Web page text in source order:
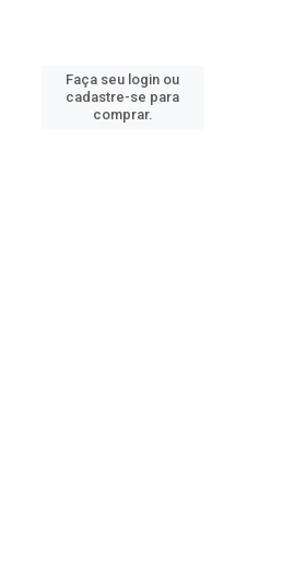
Faça seu login ou
cadastre-se para
comprar.